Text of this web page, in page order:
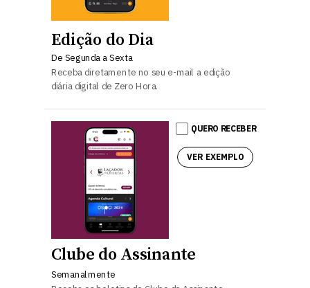
Edição do Dia
De Segunda a Sexta
Receba diretamente no seu e-mail a edição
diária digital de Zero Hora.
Clube do Assinante
QUERO RECEBER
Semanalmente
VER EXEMPLO